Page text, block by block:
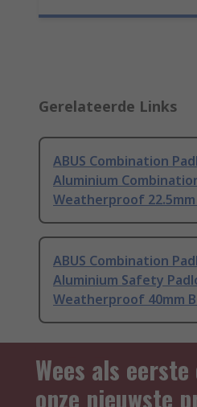
Gerelateerde Links
ABUS Combination
Aluminium
Weatherproof 22.5mm
ABUS Combination
Aluminium Safety
Weatherproof 40mm
Wees als
onze nieuwste